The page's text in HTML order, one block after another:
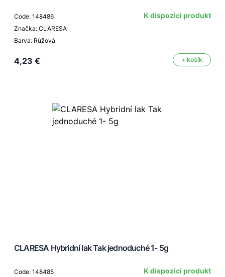
Code: 148486
Značka: CLARESA
Barva: Růžová
K dispozici produkt
4,23 € + košík
CLARESA Hybridní lak Tak jednoduché 1- 5g
Code: 148485
K dispozici produkt